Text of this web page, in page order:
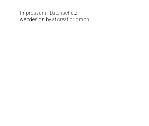
Impressum
Datenschutz
webdesign byat creation gmbh